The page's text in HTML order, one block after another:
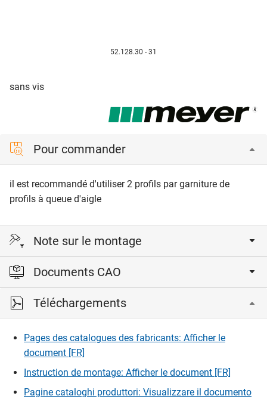
52.128.30 - 31
sans vis
Pour commander
il est recommandé d'utiliser 2 profils par garniture de
profils à queue d'aigle
Note sur le montage
Le diamètre et le pas des vis spéciales sont adaptés aux
fonctionnement optimal, veuillez ne pas utiliser d’autre vis.
Dimensions 4.8 x 13 mm pour une utilisation sans plinthe
en bois
Dimensions 1.8 x 50 mm pour une utilisation avec plinthe
en bois
Documents CAO
Veuillez vous connecter pour afficher et télécharger les
fichiers CAD.
Téléchargements
Pages des catalogues des fabricants: Afficher le
document [FR]
Instruction de montage: Afficher le document [FR]
Pagine cataloghi produttori: Visualizzare il documento